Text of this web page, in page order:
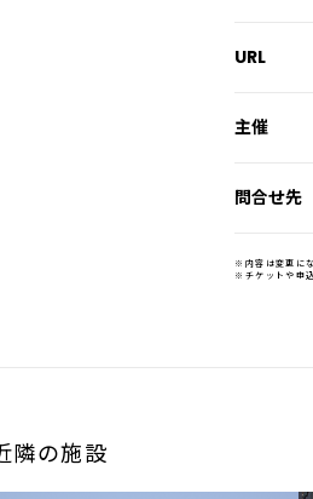
URL
主催
問合せ先
※内容は変更に
※チケットや申
隣の施設